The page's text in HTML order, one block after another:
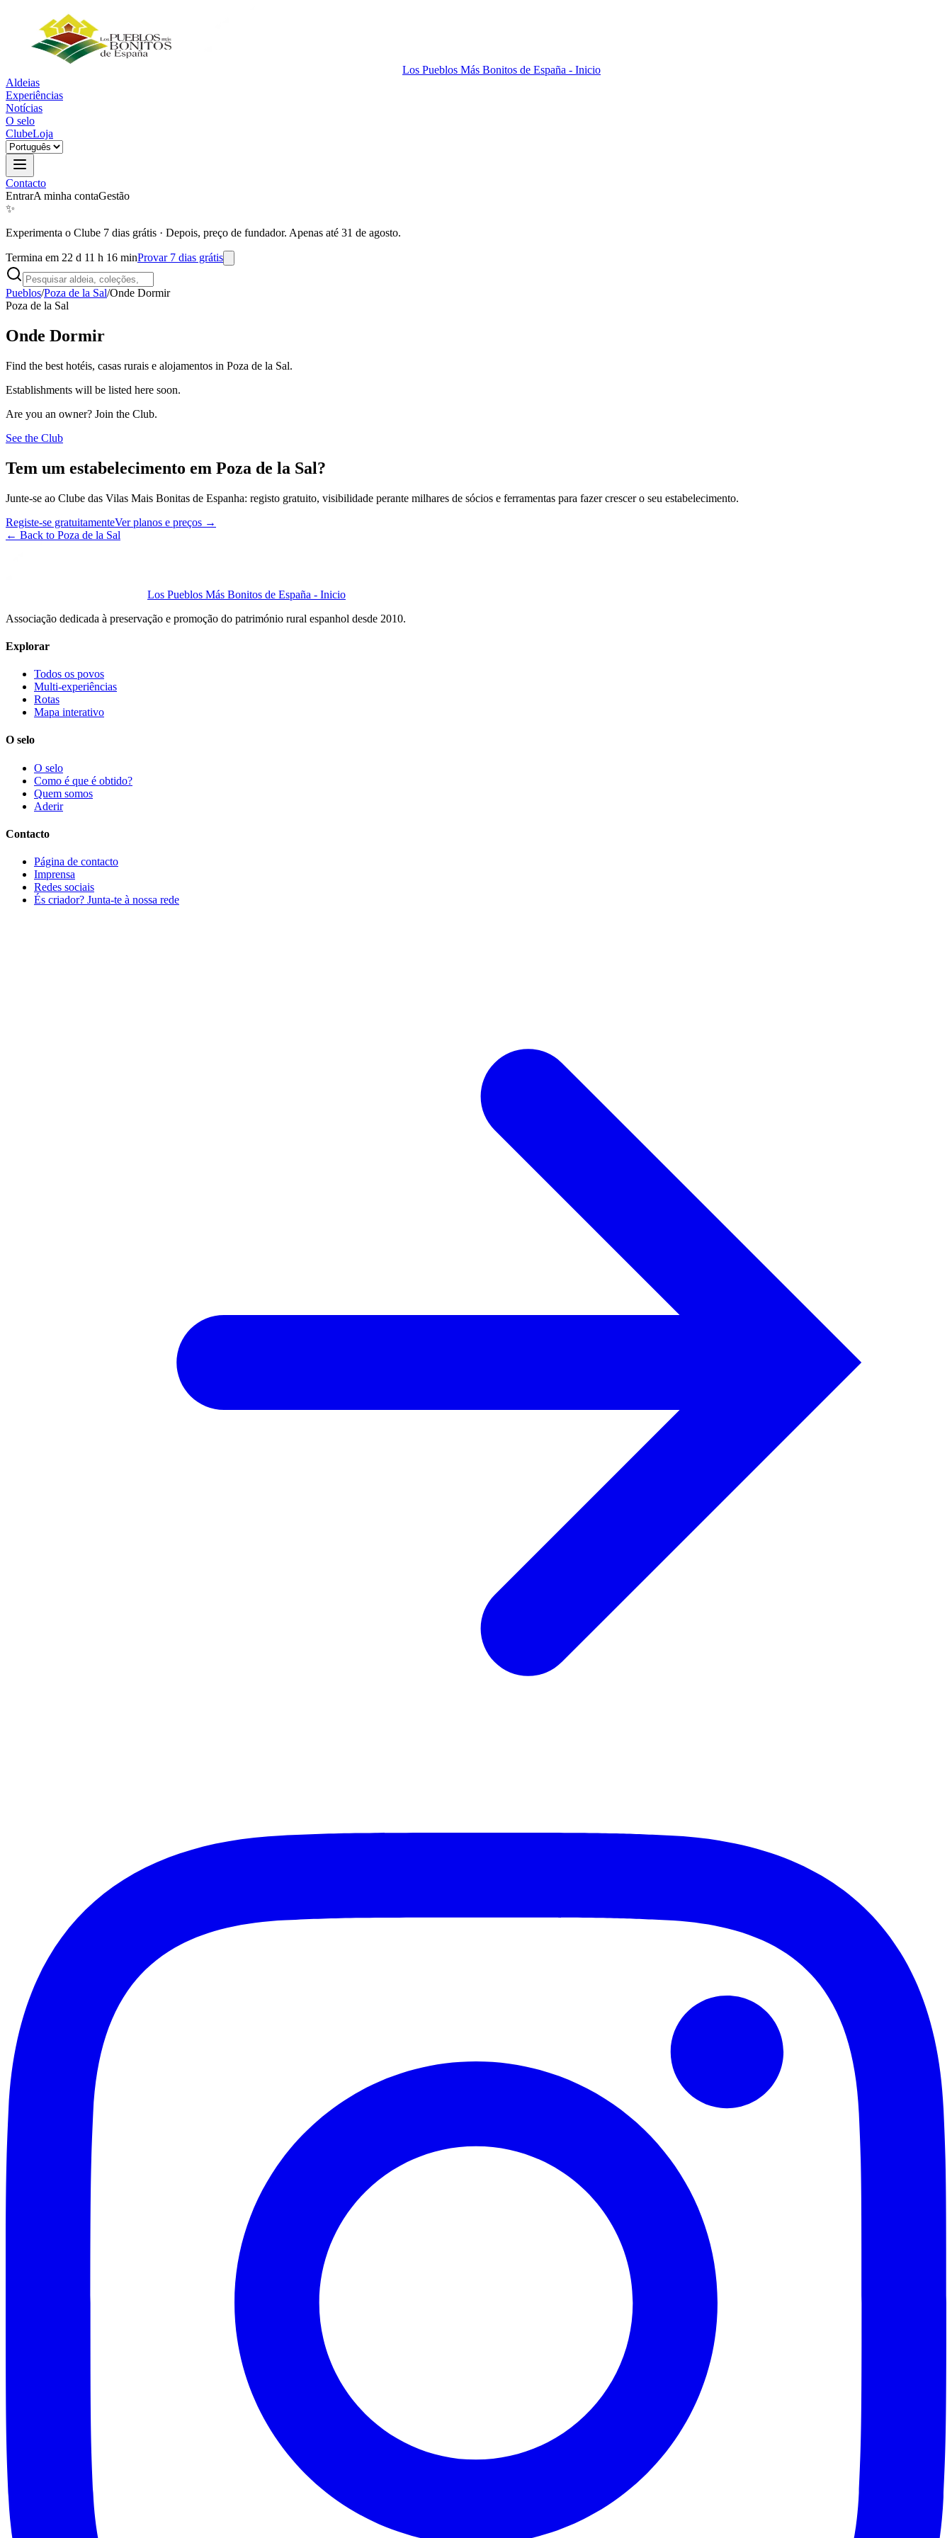
Los Pueblos Más Bonitos de España - Inicio
Aldeias
Experiências
Notícias
O selo
ClubeLoja
Contacto
EntrarA minha contaGestão
✨
Experimenta o Clube 7 dias grátis · Depois, preço de fundador. Apenas até 31 de agosto.
Termina em 22 d 11 h 16 minProvar 7 dias grátis
Pueblos/Poza de la Sal/Onde Dormir
Poza de la Sal
Onde Dormir
Find the best hotéis, casas rurais e alojamentos in Poza de la Sal.
Establishments will be listed here soon.
Are you an owner? Join the Club.
See the Club
Tem um estabelecimento em Poza de la Sal?
Junte-se ao Clube das Vilas Mais Bonitas de Espanha: registo gratuito, visibilidade perante milhares de sócios e ferramentas para fazer crescer o seu estabelecimento.
Registe-se gratuitamenteVer planos e preços →
← Back to Poza de la Sal
Los Pueblos Más Bonitos de España - Inicio
Associação dedicada à preservação e promoção do património rural espanhol desde 2010.
Explorar
Todos os povos
Multi-experiências
Rotas
Mapa interativo
O selo
O selo
Como é que é obtido?
Quem somos
Aderir
Contacto
Página de contacto
Imprensa
Redes sociais
És criador? Junta-te à nossa rede